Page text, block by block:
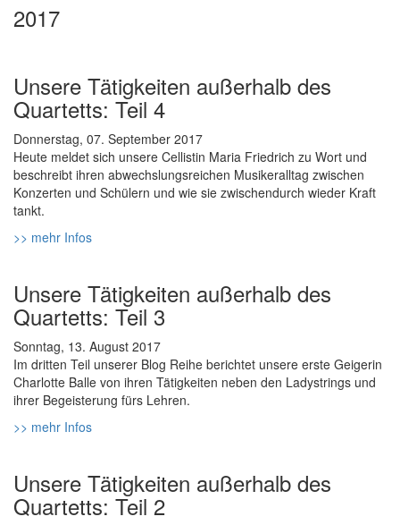
2017
Unsere Tätigkeiten außerhalb des
Quartetts: Teil 4
Donnerstag, 07. September 2017
Heute meldet sich unsere Cellistin Maria Friedrich zu Wort und
beschreibt ihren abwechslungsreichen Musikeralltag zwischen
Konzerten und Schülern und wie sie zwischendurch wieder Kraft
tankt.
>> mehr Infos
Unsere Tätigkeiten außerhalb des
Quartetts: Teil 3
Sonntag, 13. August 2017
Im dritten Teil unserer Blog Reihe berichtet unsere erste Geigerin
Charlotte Balle von ihren Tätigkeiten neben den Ladystrings und
ihrer Begeisterung fürs Lehren.
>> mehr Infos
Unsere Tätigkeiten außerhalb des
Quartetts: Teil 2